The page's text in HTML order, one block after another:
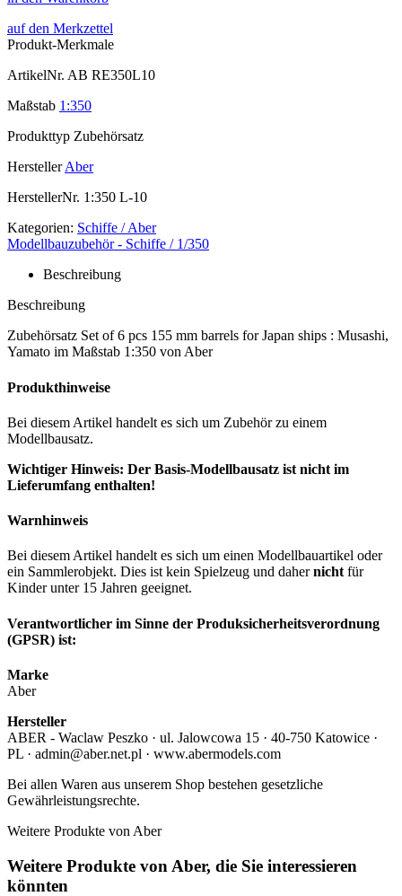
auf den Merkzettel
Produkt-Merkmale
ArtikelNr. AB RE350L10
Maßstab 1:350
Produkttyp Zubehörsatz
Hersteller Aber
HerstellerNr. 1:350 L-10
Kategorien: Schiffe / Aber
Modellbauzubehör - Schiffe / 1/350
Beschreibung
Beschreibung
Zubehörsatz Set of 6 pcs 155 mm barrels for Japan ships : Musashi,
Yamato im Maßstab 1:350 von Aber
Produkthinweise
Bei diesem Artikel handelt es sich um Zubehör zu einem
Modellbausatz.
Wichtiger Hinweis: Der Basis-Modellbausatz ist nicht im
Lieferumfang enthalten!
Warnhinweis
Bei diesem Artikel handelt es sich um einen Modellbauartikel oder
ein Sammlerobjekt. Dies ist kein Spielzeug und dahernicht für
Kinder unter 15 Jahren geeignet.
Verantwortlicher im Sinne der Produksicherheitsverordnung
(GPSR) ist:
Marke
Aber
Hersteller
ABER - Waclaw Peszko · ul. Jalowcowa 15 · 40-750 Katowice ·
PL · admin@aber.net.pl · www.abermodels.com
Bei allen Waren aus unserem Shop bestehen gesetzliche
Gewährleistungsrechte.
Weitere Produkte von Aber
Weitere Produkte von Aber, die Sie interessieren
könnten